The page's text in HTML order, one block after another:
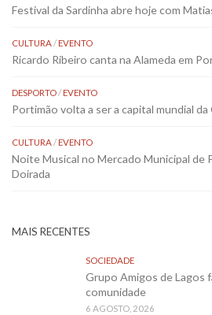
Festival da Sardinha abre hoje com
CULTURA/EVENTO
Ricardo Ribeiro canta na Alameda em
DESPORTO/EVENTO
Portimão volta a ser a capital mundial da
CULTURA/EVENTO
Noite Musical no Mercado Municipal de
Doirada
MAIS RECENTES
SOCIEDADE
Grupo Amigos de Lagos
comunidade
6 AGOSTO, 2026